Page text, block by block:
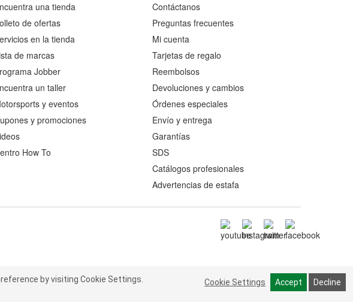
by visiting Cookie Settings. Cookie Settings Accept Decline
una tienda
de ofertas
en la tienda
de marcas
Jobber
un taller
y eventos
y promociones
How To
Contáctanos
Preguntas frecuentes
Mi cuenta
Tarjetas de regalo
Reembolsos
Devoluciones y cambios
Órdenes especiales
Envío y entrega
Garantías
SDS
Catálogos profesionales
Advertencias de estafa
by visiting Cookie Settings.
Cookie Settings Accept Decline